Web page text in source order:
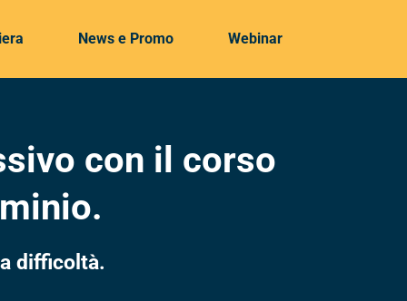
News e Promo Webinar
con il corso
difficoltà.